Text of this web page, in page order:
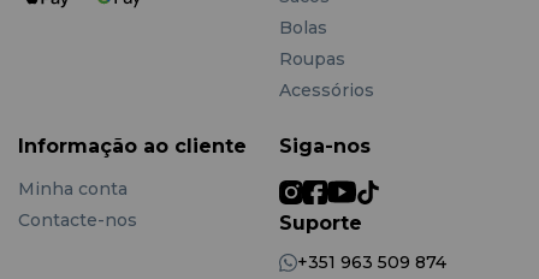
Bolas
Roupas
Acessórios
Informação ao cliente
Minha conta
Contacte-nos
Siga-nos
Suporte
+351 963 509 874